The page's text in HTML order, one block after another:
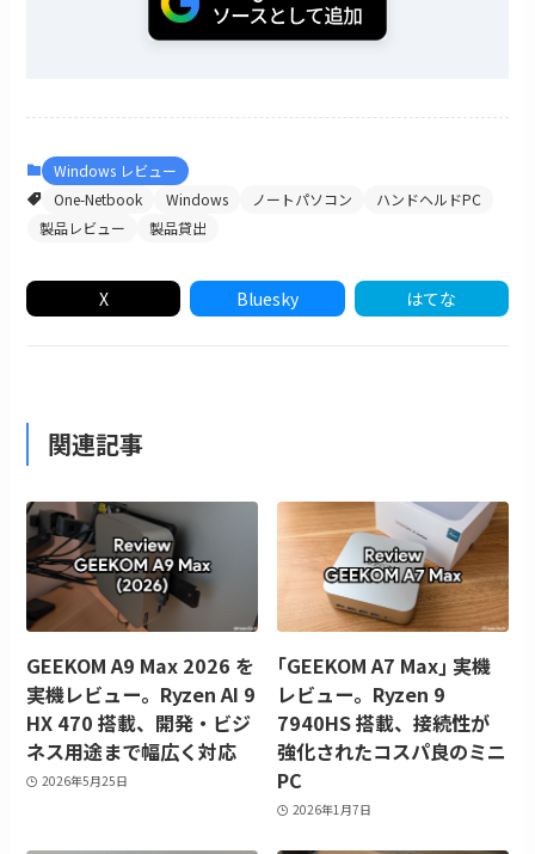
Windows レビュー
One-Netbook
Windows ノートパソコン
ハンドヘルドPC
製品レビュー
製品貸出
X Bluesky はてな
関連記事
GEEKOM A9 Max 2026 を
実機レビュー。Ryzen AI 9
HX 470 搭載、開発・ビジ
ネス用途まで幅広く対応
2026年5月25日
｢GEEKOM A7 Max｣ 実機
レビュー。Ryzen 9
7940HS 搭載、接続性が
強化されたコスパ良のミニ
PC
2026年1月7日